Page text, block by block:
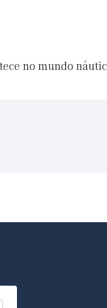
no mundo